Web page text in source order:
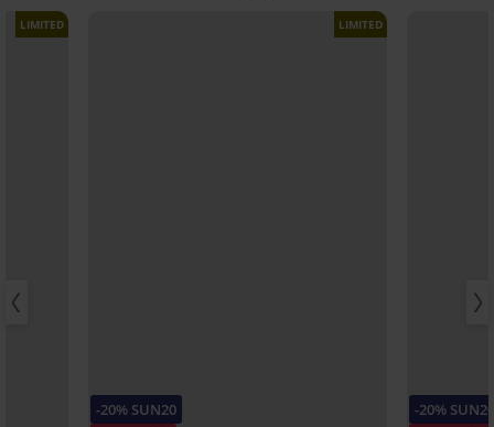
LIMITED
-20% SUN20
LIMITED
-20%